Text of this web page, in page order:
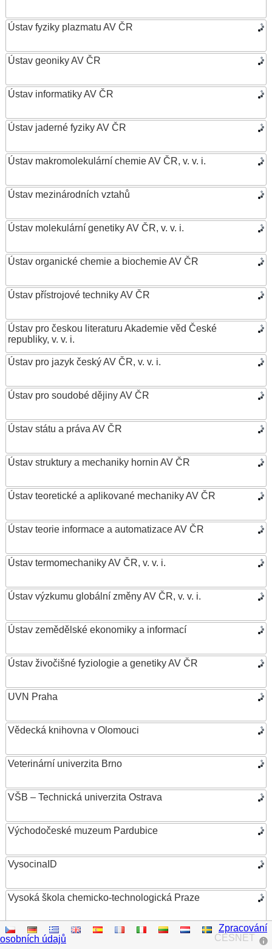
Ústav fyziky plazmatu AV ČR
Ústav geoniky AV ČR
Ústav informatiky AV ČR
Ústav jaderné fyziky AV ČR
Ústav makromolekulární chemie AV ČR, v. v. i.
Ústav mezinárodních vztahů
Ústav molekulární genetiky AV ČR, v. v. i.
Ústav organické chemie a biochemie AV ČR
Ústav přístrojové techniky AV ČR
Ústav pro českou literaturu Akademie věd České
republiky, v. v. i.
Ústav pro jazyk český AV ČR, v. v. i.
Ústav pro soudobé dějiny AV ČR
Ústav státu a práva AV ČR
Ústav struktury a mechaniky hornin AV ČR
Ústav teoretické a aplikované mechaniky AV ČR
Ústav teorie informace a automatizace AV ČR
Ústav termomechaniky AV ČR, v. v. i.
Ústav výzkumu globální změny AV ČR, v. v. i.
Ústav zemědělské ekonomiky a informací
Ústav živočišné fyziologie a genetiky AV ČR
UVN Praha
Vědecká knihovna v Olomouci
Veterinární univerzita Brno
VŠB – Technická univerzita Ostrava
Východočeské muzeum Pardubice
VysocinaID
Vysoká škola chemicko-technologická Praze
Vysoká škola ekonomická v Praze
CESNET
Zpracování
osobních údajů